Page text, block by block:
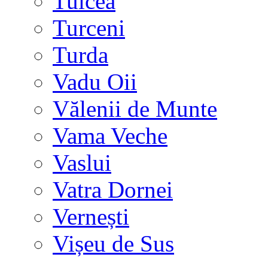
Turceni
Turda
Vadu Oii
Vălenii de Munte
Vama Veche
Vaslui
Vatra Dornei
Vernești
Vișeu de Sus